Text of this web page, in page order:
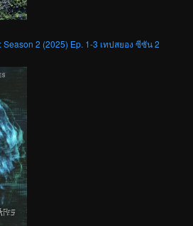
Season 2 (2025) Ep. 1-3 เทปสยอง ซีซัน 2